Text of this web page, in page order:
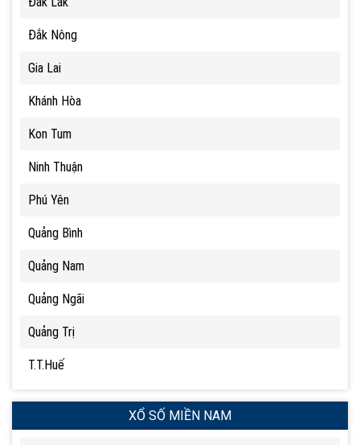
Đắk Nông
Gia Lai
Khánh Hòa
Kon Tum
Ninh Thuận
Phú Yên
Quảng Bình
Quảng Nam
Quảng Ngãi
Quảng Trị
T.T.Huế
XỔ SỐ MIỀN NAM